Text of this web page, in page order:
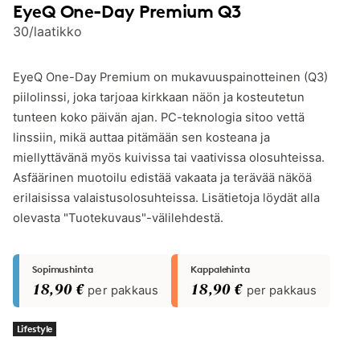
EyeQ One-Day Premium Q3
30/laatikko
EyeQ One-Day Premium on mukavuuspainotteinen (Q3)
piilolinssi, joka tarjoaa kirkkaan näön ja kosteutetun
tunteen koko päivän ajan. PC-teknologia sitoo vettä
linssiin, mikä auttaa pitämään sen kosteana ja
miellyttävänä myös kuivissa tai vaativissa olosuhteissa.
Asfäärinen muotoilu edistää vakaata ja terävää näköä
erilaisissa valaistusolosuhteissa. Lisätietoja löydät alla
olevasta "Tuotekuvaus"-välilehdestä.
Sopimushinta
18,90 € per pakkaus
Kappalehinta
18,90 € per pakkaus
Lifestyle